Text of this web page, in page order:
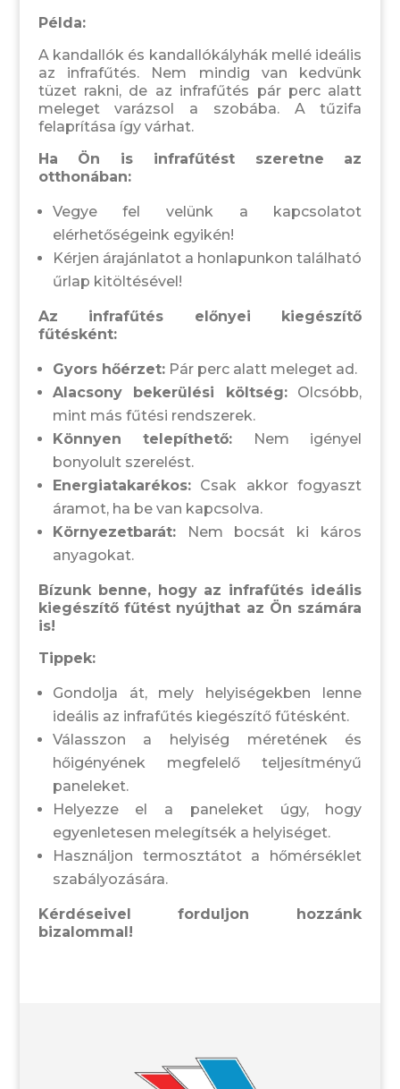
Példa:
A kandallók és kandallókályhák mellé ideális
az infrafűtés. Nem mindig van kedvünk
tüzet rakni, de az infrafűtés pár perc alatt
meleget varázsol a szobába. A tűzifa
felaprítása így várhat.
Ha Ön is infrafűtést szeretne az
otthonában:
Vegye fel velünk a kapcsolatot
elérhetőségeink egyikén!
Kérjen árajánlatot a honlapunkon található
űrlap kitöltésével!
Az infrafűtés előnyei kiegészítő
fűtésként:
Gyors hőérzet: Pár perc alatt meleget ad.
Alacsony bekerülési költség:
Olcsóbb,
mint más fűtési rendszerek.
Könnyen telepíthető:
Nem igényel
bonyolult szerelést.
Energiatakarékos:
Csak akkor fogyaszt
áramot, ha be van kapcsolva.
Környezetbarát:
Nem bocsát ki káros
anyagokat.
Bízunk benne, hogy az infrafűtés ideális
kiegészítő fűtést nyújthat az Ön számára
is!
Tippek:
Gondolja át, mely helyiségekben lenne
ideális az infrafűtés kiegészítő fűtésként.
Válasszon a helyiség méretének és
hőigényének megfelelő teljesítményű
paneleket.
Helyezze el a paneleket úgy, hogy
egyenletesen melegítsék a helyiséget.
Használjon termosztátot a hőmérséklet
szabályozására.
Kérdéseivel forduljon hozzánk
bizalommal!